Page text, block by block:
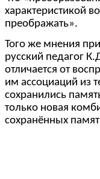
характеристикой
преображать».
Того же мнения
русский педагог
отличается от
им ассоциаций из
сохранились
только новая
сохранённых